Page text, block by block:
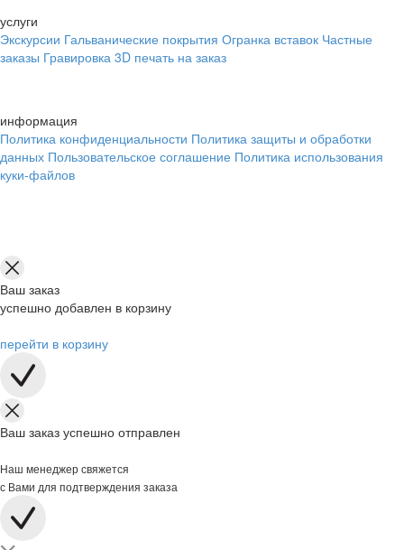
услуги
Экскурсии Гальванические покрытия Огранка вставок Частные
заказы Гравировка 3D печать на заказ
информация
Политика конфиденциальности Политика защиты и обработки
данных Пользовательское соглашение Политика использования
куки-файлов
Ваш заказ
успешно добавлен в корзину
перейти в корзину
Ваш заказ успешно отправлен
Наш менеджер свяжется
с Вами для подтверждения заказа